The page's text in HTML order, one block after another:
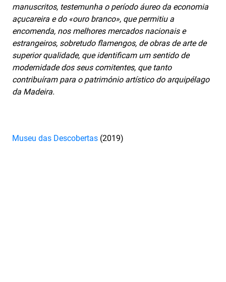
manuscritos, testemunha o período áureo da economia
açucareira e do «ouro branco», que permitiu a
encomenda, nos melhores mercados nacionais e
estrangeiros, sobretudo flamengos, de obras de arte de
superior qualidade, que identificam um sentido de
modernidade dos seus comitentes, que tanto
contribuíram para o património artístico do arquipélago
da Madeira.
Museu das Descobertas (2019)